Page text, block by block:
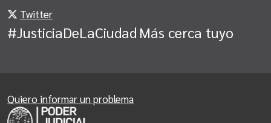
Twitter
#JusticiaDeLaCiudad Más cerca tuyo
Quiero informar un problema